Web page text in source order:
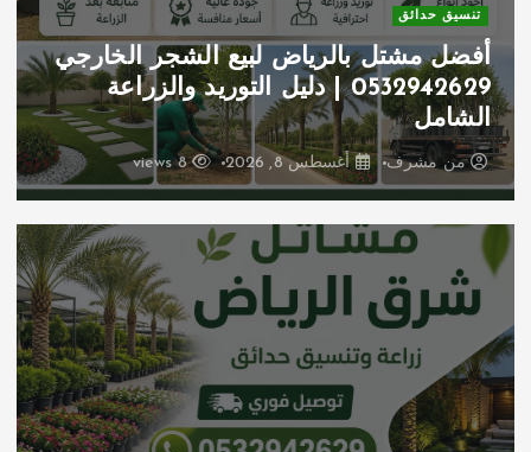
تنسيق حدائق
أفضل مشتل بالرياض لبيع الشجر الخارجي
0532942629 | دليل التوريد والزراعة
الشامل
من مشرف أغسطس 8, 2026 8 views